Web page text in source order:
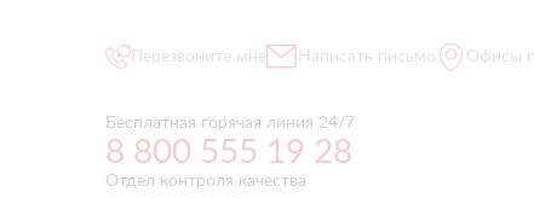
Перезвоните мне Написать письмо Офисы
Бесплатная горячая линия 24/7
8 800 555 19 28
Отдел контроля качества